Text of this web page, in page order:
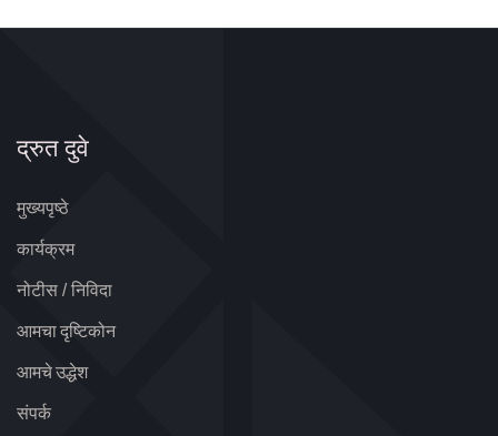
द्रुत दुवे
मुख्यपृष्ठे
कार्यक्रम
नोटीस / निविदा
आमचा दृष्टिकोन
आमचे उद्धेश
संपर्क